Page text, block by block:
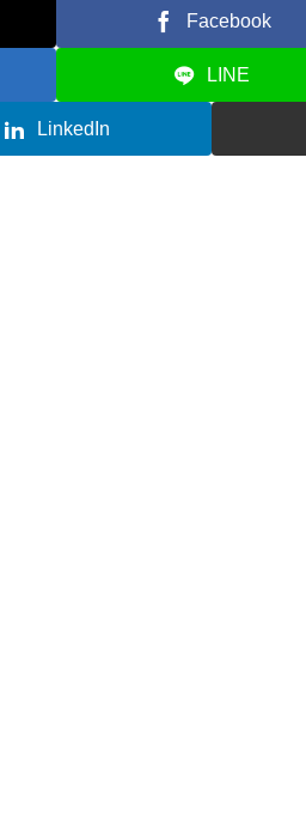
Facebook
LINE
LinkedIn